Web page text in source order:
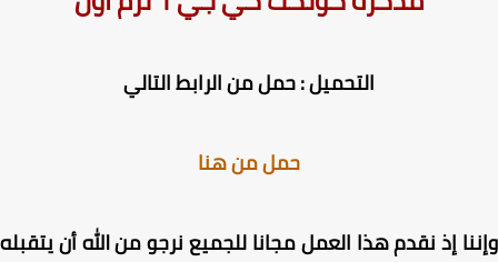
التحميل : حمل من الرابط التالي
حمل من هنا
إذ نقدم هذا العمل مجانا للجميع نرجو من الله أن يتقبله